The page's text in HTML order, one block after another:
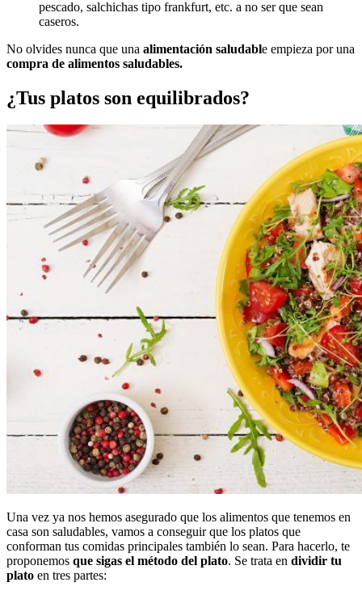
pescado, salchichas tipo frankfurt, etc. a no ser que sean
caseros.
No olvides nunca que una alimentación saludable empieza por una
compra de alimentos saludables.
¿Tus platos son equilibrados?
Una vez ya nos hemos asegurado que los alimentos que tenemos en
casa son saludables, vamos a conseguir que los platos que
conforman tus comidas principales también lo sean. Para hacerlo, te
proponemos que sigas el método del plato. Se trata en dividir tu
plato en tres partes: